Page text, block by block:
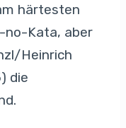
härtesten
no-Kata, aber
Heinrich
die